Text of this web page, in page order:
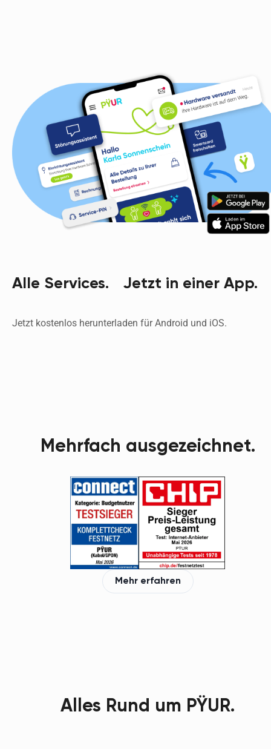
Alle Services. Jetzt in einer App.
Jetzt kostenlos herunterladen für Android und iOS.
Mehrfach ausgezeichnet.
Mehr erfahren
Alles Rund um PŸUR.